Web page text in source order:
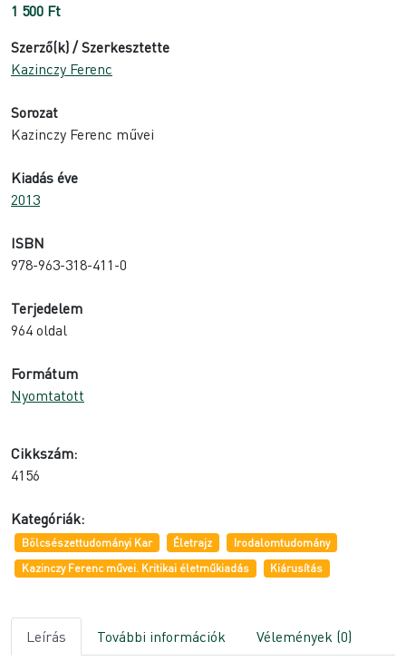
1 500 Ft
Szerző(k) / Szerkesztette
Kazinczy Ferenc
Sorozat
Kazinczy Ferenc művei
Kiadás éve
2013
ISBN
978-963-318-411-0
Terjedelem
964 oldal
Formátum
Nyomtatott
Cikkszám:
4156
Kategóriák:
Bölcsészettudományi Kar Életrajz
Irodalomtudomány
Kazinczy Ferenc művei. Kritikai életműkiadás
Kiárusítás
Leírás További információk Vélemények (0)